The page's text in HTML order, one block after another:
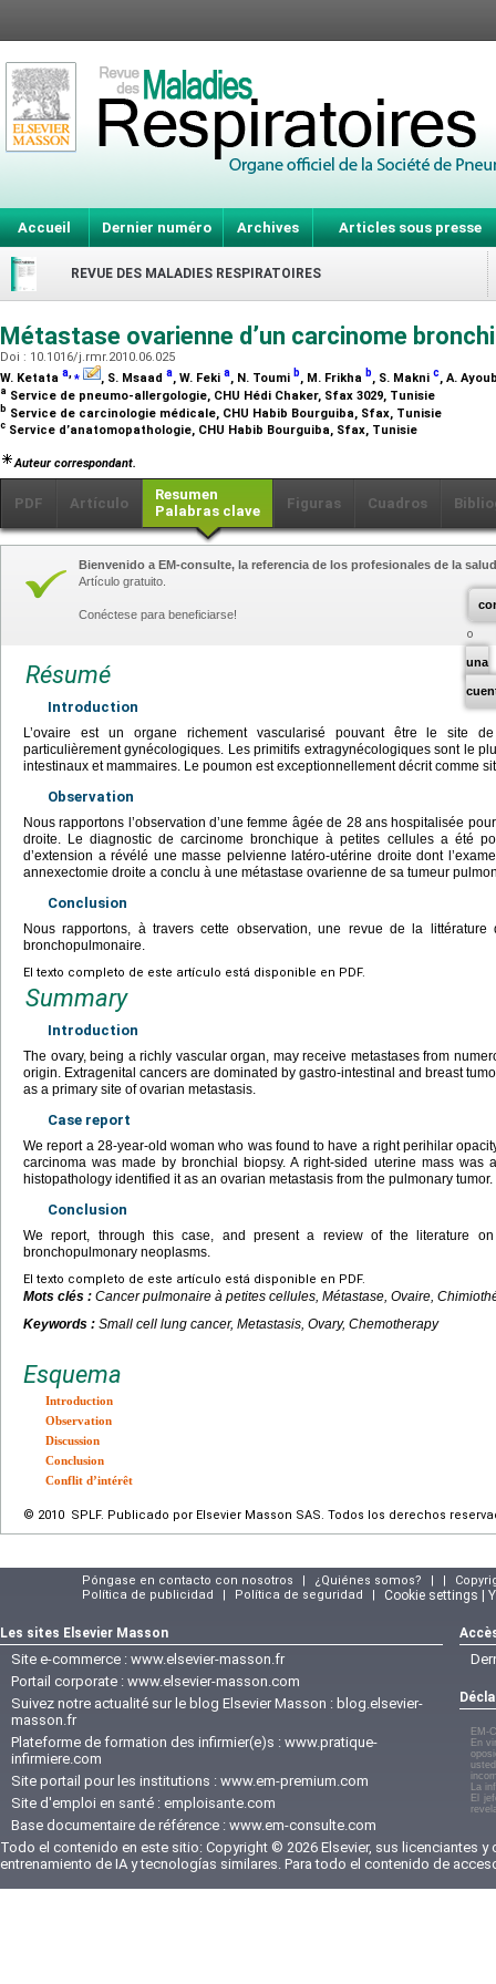
Accueil Dernier numéro Archives Articles sous presse
REVUE DES MALADIES RESPIRATOIRES
Métastase ovarienne d’un carcinome
Doi : 10.1016/j.rmr.2010.06.025
W. Ketata a,⁎ , S. Msaad a, W. Feki a, N. Toumi b, M. Frikha b, S. Makni c, A.
a Service de pneumo-allergologie, CHU Hédi Chaker, Sfax 3029, Tunisie
b Service de carcinologie médicale, CHU Habib Bourguiba, Sfax, Tunisie
c Service d’anatomopathologie, CHU Habib Bourguiba, Sfax, Tunisie
Auteur correspondant.
PDF Artículo
Resumen
Palabras clave
Figuras Cuadros
una
Bienvenido a EM-consulte, la referencia de los profesionales de la
Artículo gratuito.
Conéctese para beneficiarse!
Résumé
Introduction
L’ovaire est un organe richement vascularisé pouvant être le site
particulièrement gynécologiques. Les primitifs extragynécologiques sont le
intestinaux et mammaires. Le poumon est exceptionnellement décrit comme
Observation
Nous rapportons l’observation d’une femme âgée de 28 ans hospitalisée
droite. Le diagnostic de carcinome bronchique à petites cellules a été
d’extension a révélé une masse pelvienne latéro-utérine droite dont
annexectomie droite a conclu à une métastase ovarienne de sa tumeur
Conclusion
Nous rapportons, à travers cette observation, une revue de la littérature
bronchopulmonaire.
El texto completo de este artículo está disponible en PDF.
Summary
Introduction
The ovary, being a richly vascular organ, may receive metastases from
origin. Extragenital cancers are dominated by gastro-intestinal and breast
as a primary site of ovarian metastasis.
Case report
We report a 28-year-old woman who was found to have a right perihilar
carcinoma was made by bronchial biopsy. A right-sided uterine mass was
histopathology identified it as an ovarian metastasis from the pulmonary tumor.
Conclusion
We report, through this case, and present a review of the literature on
bronchopulmonary neoplasms.
El texto completo de este artículo está disponible en PDF.
Mots clés : Cancer pulmonaire à petites cellules, Métastase, Ovaire,
Keywords : Small cell lung cancer, Metastasis, Ovary, Chemotherapy
Esquema
Introduction
Observation
Discussion
Conclusion
Conflit d’intérêt
© 2010 SPLF. Publicado por Elsevier Masson SAS. Todos los derechos
Póngase en contacto con nosotros | ¿Quiénes somos? | |
Política de publicidad
| Política de seguridad | Cookie settings |
Les sites Elsevier Masson
Site e-commerce : www.elsevier-masson.fr
Portail corporate : www.elsevier-masson.com
Suivez notre actualité sur le blog Elsevier Masson : blog.elsevier-
masson.fr
Plateforme de formation des infirmier(e)s : www.pratique-
infirmiere.com
Site portail pour les institutions : www.em-premium.com
Site d'emploi en santé : emploisante.com
Base documentaire de référence : www.em-consulte.com
EM-
En
La
El
Todo el contenido en este sitio: Copyright © 2026 Elsevier, sus licenciantes
entrenamiento de IA y tecnologías similares. Para todo el contenido de